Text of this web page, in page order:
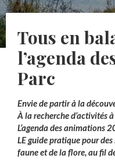
Tous en
l’agenda
Parc
Envie de partir à la
À la recherche d’activités
L’agenda des animations
LE guide pratique pour
faune et de la flore, au fil